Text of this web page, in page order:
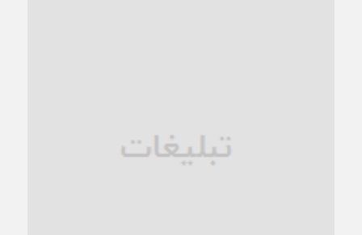
ترجیح عقلانیت ایرانی بر دیدگاه‌های آخرالزمانی